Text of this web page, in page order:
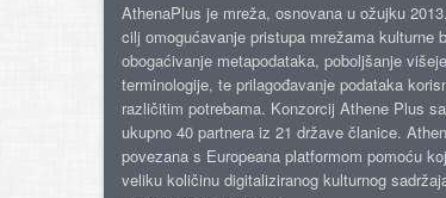
AthenaPlus je mreža, osnovana u ožujku
cilj omogućavanje pristupa mrežama kulturne
obogaćivanje metapodataka, poboljšanje
terminologije, te prilagođavanje podataka
različitim potrebama. Konzorcij Athene Plus
ukupno 40 partnera iz 21 države članice.
povezana s Europeana platformom pomoću
veliku količinu digitaliziranog kulturnog